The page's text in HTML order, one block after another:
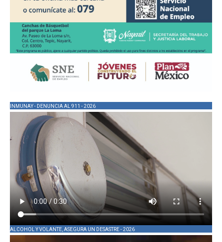
INMUNAY - DENUNCIA AL 911 - 2026
ALCOHOL Y VOLANTE, ASEGURA UN DESASTRE - 2026